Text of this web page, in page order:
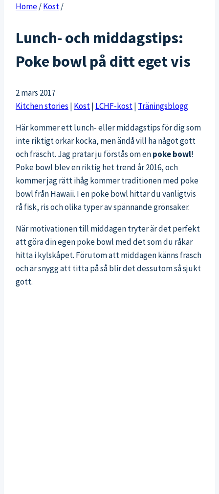
Home/Kost/
Lunch- och middagstips:
Poke bowl på ditt eget vis
2 mars 2017
Kitchen stories | Kost| LCHF-kost| Träningsblogg
Här kommer ett lunch- eller middagstips för dig som
inte riktigt orkar kocka, men ändå vill ha något gott
och fräscht. Jag pratar ju förstås om enpoke bowl!
Poke bowl blev en riktig het trend år 2016, och
kommer jag rätt ihåg kommer traditionen med poke
bowl från Hawaii. I en poke bowl hittar du vanligtvis
rå fisk, ris och olika typer av spännande grönsaker.
När motivationen till middagen tryter är det perfekt
att göra din egen poke bowl med det som du råkar
hitta i kylskåpet. Förutom att middagen känns fräsch
och är snygg att titta på så blir det dessutom så sjukt
gott.